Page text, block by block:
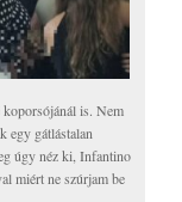
is. Nem
egy gátlástalan
úgy néz ki, Infantino
miért ne szúrjam be